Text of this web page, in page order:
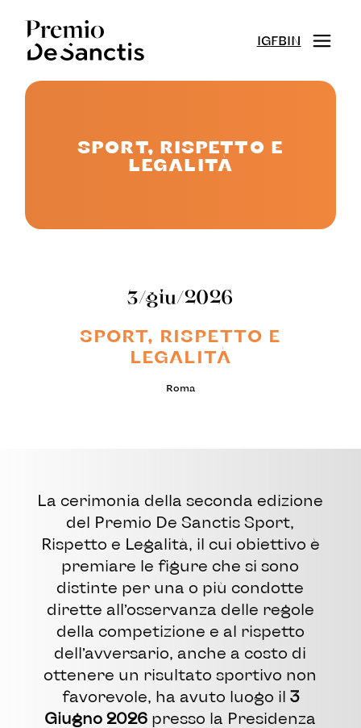
IGFBIN
SPORT, RISPETTO E
LEGALITÀ
3/giu/2026
SPORT, RISPETTO E
LEGALITÀ
Roma
La cerimonia della seconda edizione
del Premio De Sanctis Sport,
Rispetto e Legalità, il cui obiettivo è
premiare le figure che si sono
distinte per una o più condotte
dirette all’osservanza delle regole
della competizione e al rispetto
dell’avversario, anche a costo di
ottenere un risultato sportivo non
favorevole, ha avuto luogo il 3
Giugno 2026 presso la Presidenza